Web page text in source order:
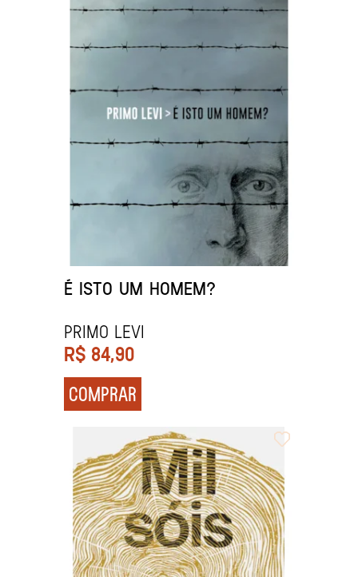
É ISTO UM HOMEM?
PRIMO LEVI
R$ 84,90
COMPRAR